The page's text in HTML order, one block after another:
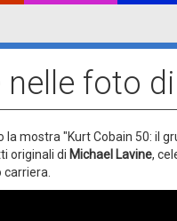
foto
mostra "Kurt Cobain 50: il
originali di Michael Lavine,